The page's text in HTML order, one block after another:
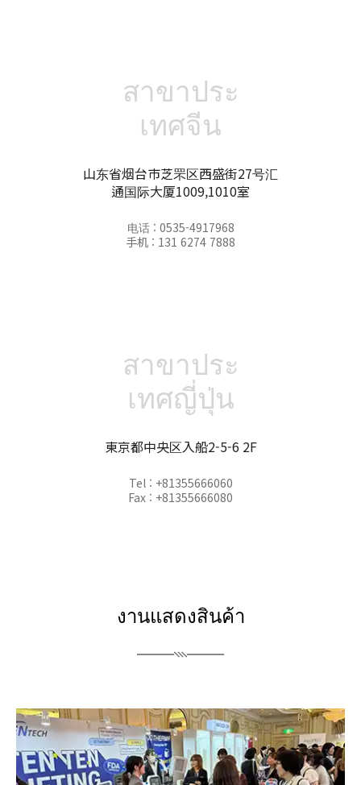
สาขาประ
เทศจีน
山东省烟台市芝罘区西盛街27号汇
通国际大厦1009,1010室
电话 : 0535-4917968
手机 : 131 6274 7888
สาขาประ
เทศญี่ปุ่น
東京都中央区入船2-5-6 2F
Tel : +81355666060
Fax : +81355666080
งานแสดงสินค้า